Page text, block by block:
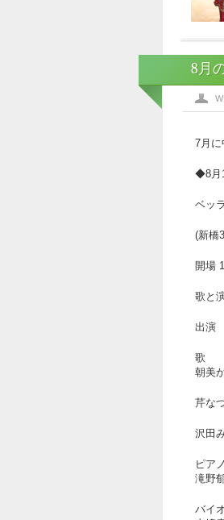
8月
7月
◆8月
ベッ
(新
開場
歌と
出演
歌
朝美
芹な
沢田
ピアノ
滝野
バイ